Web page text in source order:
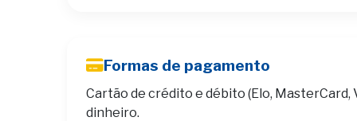
Formas de pagamento
Cartão de crédito e débito (Elo, MasterCard,
dinheiro.